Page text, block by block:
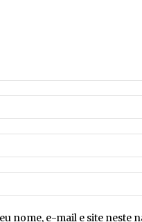
nome, e-mail e site neste